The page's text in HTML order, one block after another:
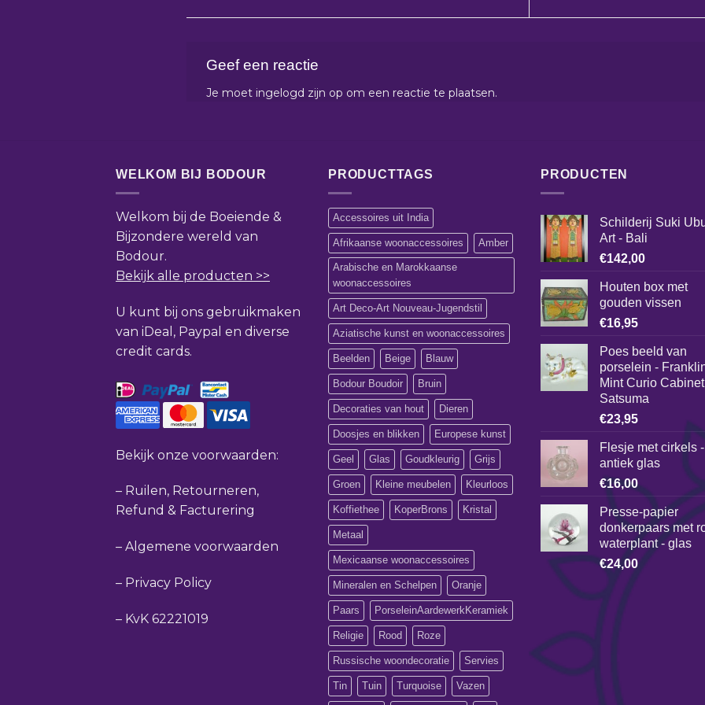
Geef een reactie
Je moet ingelogd zijn op om een reactie te plaatsen.
WELKOM BIJ BODOUR
Welkom bij de Boeiende &
Bijzondere wereld van
Bodour.
Bekijk alle producten >>
U kunt bij ons gebruikmaken
van iDeal, Paypal en diverse
credit cards.
Bekijk onze voorwaarden:
– Ruilen, Retourneren,
Refund & Facturering
– Algemene voorwaarden
– Privacy Policy
– KvK 62221019
PRODUCTTAGS
Accessoires uit India
Afrikaanse woonaccessoires Amber
Arabische en Marokkaanse
woonaccessoires
Art Deco-Art Nouveau-Jugendstil
Aziatische kunst en woonaccessoires
Beelden Beige Blauw
Bodour Boudoir Bruin
Decoraties van hout Dieren
Doosjes en blikken Europese kunst
Geel Glas Goudkleurig Grijs
Groen Kleine meubelen Kleurloos
Koffiethee KoperBrons Kristal
Metaal
Mexicaanse woonaccessoires
Mineralen en Schelpen Oranje
Paars PorseleinAardewerkKeramiek
Religie Rood Roze
Russische woondecoratie Servies
Tin Tuin Turquoise Vazen
PRODUCTEN
Schilderij Suki
Art - Bali
€142,00
Houten box met
gouden vissen
€16,95
Poes beeld van
porselein -
Mint Curio Cabinet
Satsuma
€23,95
Flesje met cirkels -
antiek glas
€16,00
Presse-papier
donkerpaars met
waterplant - glas
€24,00